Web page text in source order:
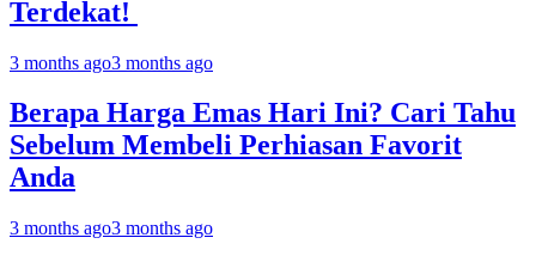
Terdekat!
3 months ago3 months ago
Berapa Harga Emas Hari Ini? Cari Tahu
Sebelum Membeli Perhiasan Favorit
Anda
3 months ago3 months ago